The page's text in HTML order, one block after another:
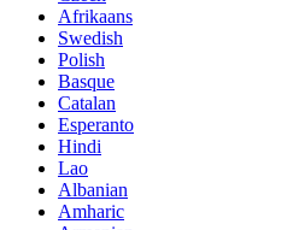
Afrikaans
Swedish
Polish
Basque
Catalan
Esperanto
Hindi
Lao
Albanian
Amharic